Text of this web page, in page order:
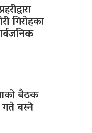
गिरोहका
बैठक
बस्ने